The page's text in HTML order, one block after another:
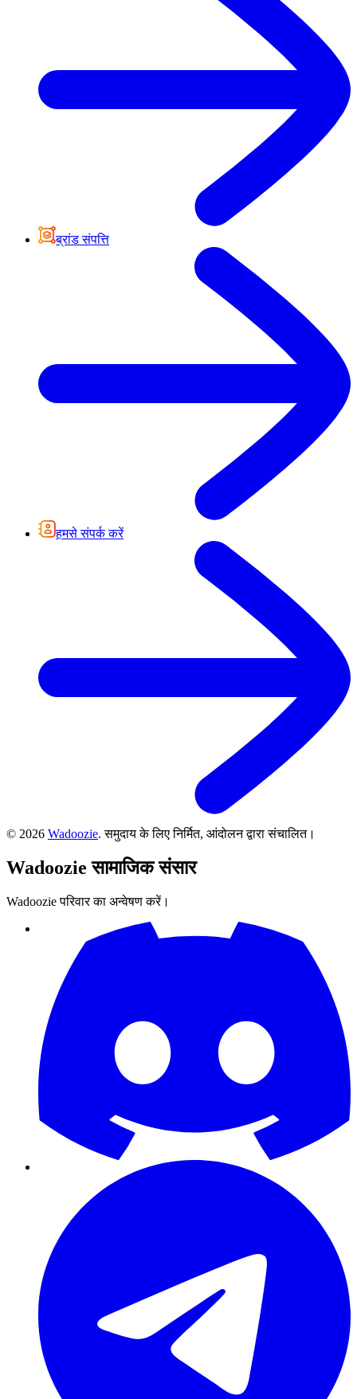
ब्रांड संपत्ति
हमसे संपर्क करें
© 2026 Wadoozie.समुदाय के लिए निर्मित, आंदोलन द्वारा संचालित।
Wadoozie सामाजिक संसार
Wadoozie परिवार का अन्वेषण करें।